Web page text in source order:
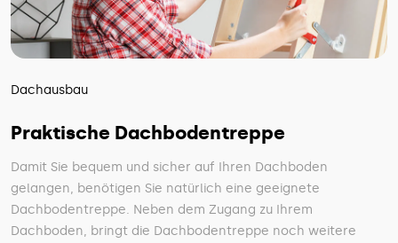
Dachausbau
Praktische Dachbodentreppe
Damit Sie bequem und sicher auf Ihren Dachboden
gelangen, benötigen Sie natürlich eine geeignete
Dachbodentreppe. Neben dem Zugang zu Ihrem
Dachboden, bringt die Dachbodentreppe noch weitere